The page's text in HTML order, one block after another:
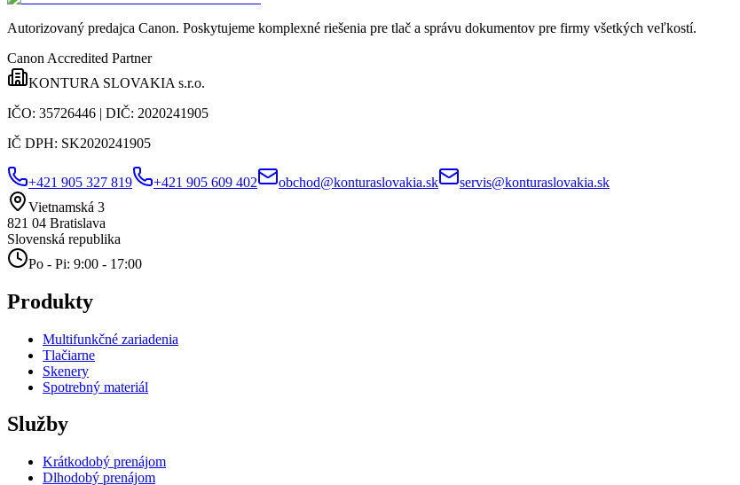
Autorizovaný predajca Canon. Poskytujeme komplexné riešenia pre tlač a správu dokumentov pre firmy všetkých veľkostí.
Canon Accredited Partner
KONTURA SLOVAKIA s.r.o.
IČO: 35726446 | DIČ: 2020241905
IČ DPH: SK2020241905
+421 905 327 819 +421 905 609 402 obchod@konturaslovakia.sk
servis@konturaslovakia.sk
Vietnamská 3
821 04 Bratislava
Slovenská republika
Po - Pi: 9:00 - 17:00
Produkty
Multifunkčné zariadenia
Tlačiarne
Skenery
Spotrebný materiál
Služby
Krátkodobý prenájom
Dlhodobý prenájom